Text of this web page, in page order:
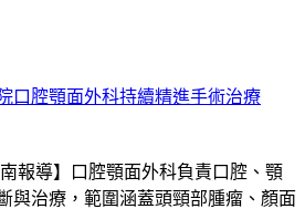
口腔顎面外科持續精進手術治療
報導】口腔顎面外科負責口腔、顎
與治療，範圍涵蓋頭頸部腫瘤、顏面